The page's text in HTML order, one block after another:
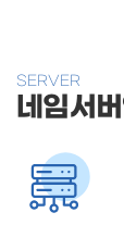
SERVER
네임서